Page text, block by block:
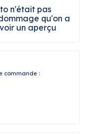
n'était pas
qu'on a
un aperçu
commande :